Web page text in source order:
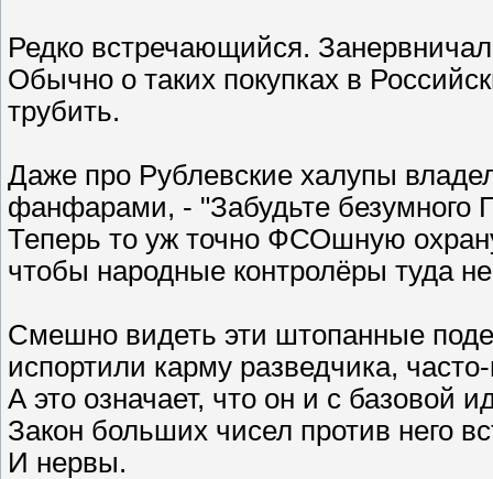
Редко встречающийся.
Обычно о таких покупках в
трубить.
Даже про Рублевские халупы
фанфарами, - "Забудьте безумного
Теперь то уж точно ФСОшную
чтобы народные контролёры туда
Смешно видеть эти штопанные
испортили карму разведчика,
А это означает, что он и с базовой
Закон больших чисел против него
И нервы.